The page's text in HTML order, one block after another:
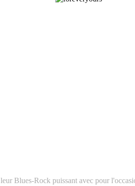
Blues-Rock puissant avec pour